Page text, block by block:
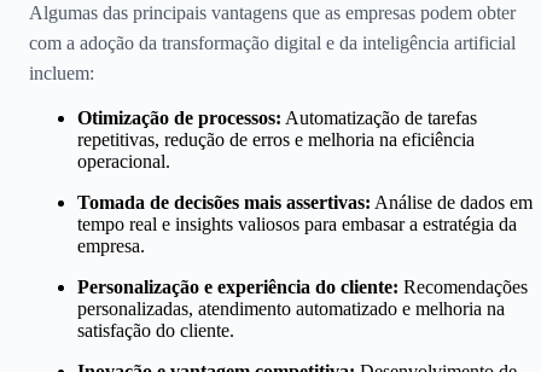
Algumas das principais vantagens que as empresas podem obter
com a adoção da transformação digital e da inteligência artificial
incluem:
Otimização de processos: Automatização de tarefas
repetitivas, redução de erros e melhoria na eficiência
operacional.
Tomada de decisões mais assertivas: Análise de dados em
tempo real e insights valiosos para embasar a estratégia da
empresa.
Personalização e experiência do cliente: Recomendações
personalizadas, atendimento automatizado e melhoria na
satisfação do cliente.